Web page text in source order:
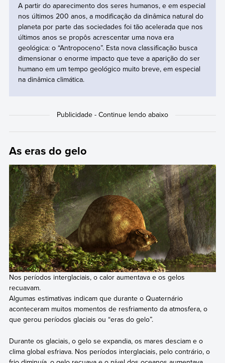
A partir do aparecimento dos seres humanos, e em especial
nos últimos 200 anos, a modificação da dinâmica natural do
planeta por parte das sociedades foi tão acelerada que nos
últimos anos se propôs acrescentar uma nova era
geológica: o “Antropoceno”. Esta nova classificação busca
dimensionar o enorme impacto que teve a aparição do ser
humano em um tempo geológico muito breve, em especial
na dinâmica climática.
As eras do gelo
Nos períodos interglaciais, o calor aumentava e os gelos
recuavam.
Algumas estimativas indicam que durante o Quaternário
aconteceram muitos momentos de resfriamento da atmosfera, o
que gerou períodos glaciais ou “eras do gelo”.
Durante os glaciais, o gelo se expandia, os mares desciam e o
clima global esfriava. Nos períodos interglaciais, pelo contrário, o